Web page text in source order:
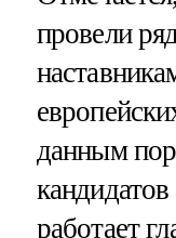
провели
данным
работает